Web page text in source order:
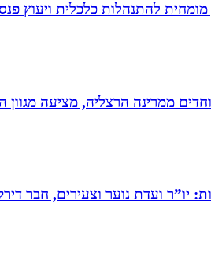
כלכלית ויעוץ פנסיוני, בעלת 14 שנה ניסיון
ממרינה הרצליה, מציעה מגוון
יו”ר ועדת נוער וצעירים, חבר